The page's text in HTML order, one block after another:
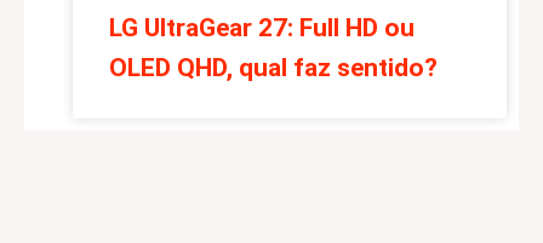
LG UltraGear 27: Full HD ou
OLED QHD, qual faz sentido?